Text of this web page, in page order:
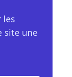
les
site une